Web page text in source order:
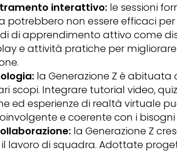
interattivo: le sessioni
potrebbero non essere efficaci per
di apprendimento attivo come
e attività pratiche per
la Generazione Z è abituata
scopi. Integrare tutorial video,
ed esperienze di realtà virtuale
e coerente con i bisogni
la Generazione Z
lavoro di squadra. Adottate